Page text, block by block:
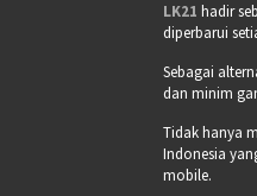
LK21 hadir
diperbarui
Sebagai
dan minim
Tidak hanya
Indonesia
mobile.